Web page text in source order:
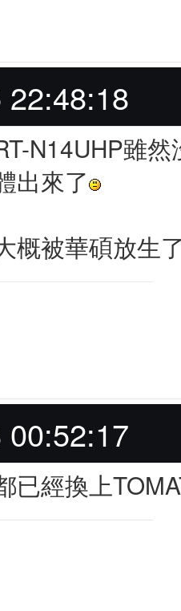
N14UHP雖
出來了
概被華碩放生
已經換上